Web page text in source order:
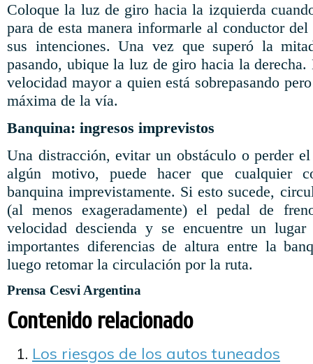
Coloque la luz de giro hacia la izquierda
para de esta manera informarle al conductor
sus intenciones. Una vez que superó la
pasando, ubique la luz de giro hacia la
velocidad mayor a quien está sobrepasando
máxima de la vía.
Banquina: ingresos imprevistos
Una distracción, evitar un obstáculo o perder
algún motivo, puede hacer que cualquier
banquina imprevistamente. Si esto sucede,
(al menos exageradamente) el pedal de
velocidad descienda y se encuentre un
importantes diferencias de altura entre la
luego retomar la circulación por la ruta.
Prensa Cesvi Argentina
Contenido relacionado
Los riesgos de los autos tuneados